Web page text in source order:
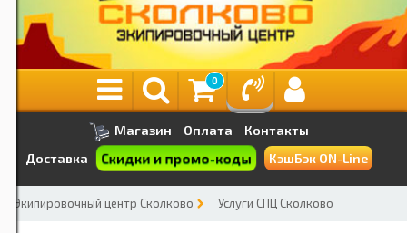
0
Магазин Оплата
Контакты
Доставка
Скидки и промо-коды КэшБэк ON-Line
Экипировочный центр Сколково Услуги СПЦ Сколково